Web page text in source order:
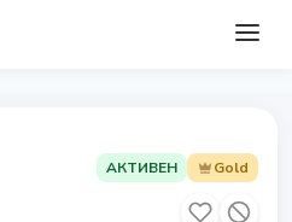
АКТИВЕН Gold